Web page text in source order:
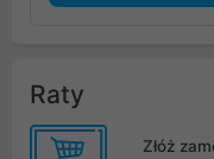
Raty
Złóż